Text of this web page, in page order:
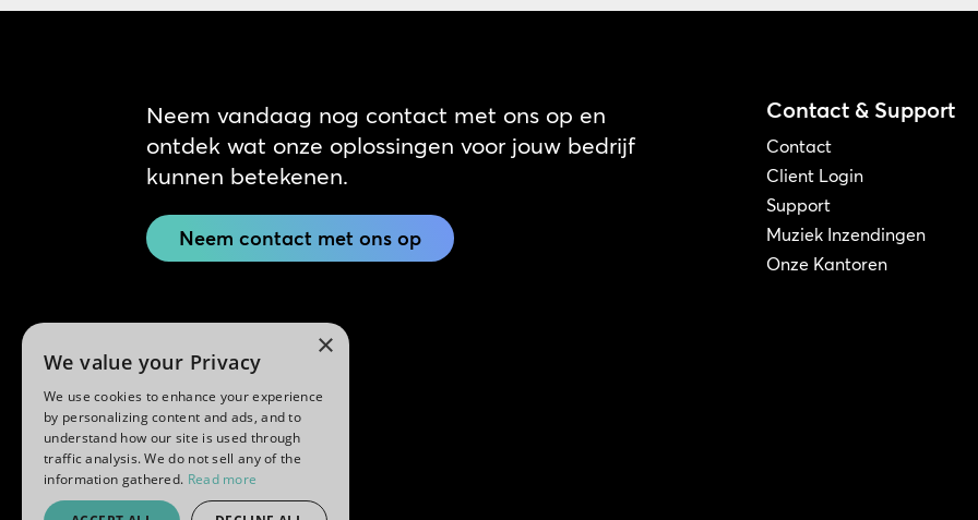
Neem vandaag nog contact met ons op en
ontdek wat onze oplossingen voor jouw bedrijf
kunnen betekenen.
Neem contact met ons op
Contact & Support
Contact
Client Login
Support
Muziek Inzendingen
Onze Kantoren
×
We value your Privacy
We use cookies to enhance your experience
by personalizing content and ads, and to
understand how our site is used through
traffic analysis. We do not sell any of the
information gathered. Read more